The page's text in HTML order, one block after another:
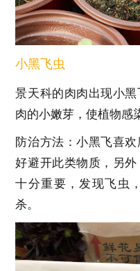
小黑飞虫
景天科的肉肉出现小
肉的小嫩芽，使植物感
防治方法：小黑飞喜
好避开此类物质，另外
十分重要，发现飞虫
杀。